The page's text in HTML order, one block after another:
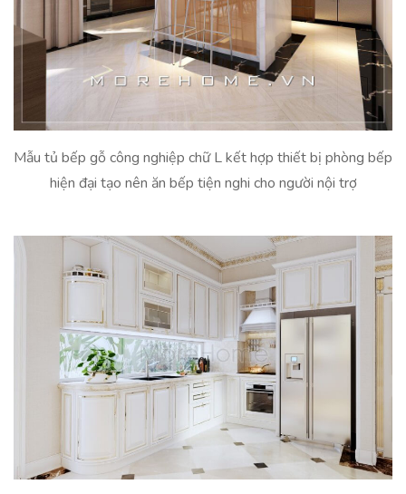
Mẫu tủ bếp gỗ công nghiệp chữ L kết hợp thiết bị phòng bếp
hiện đại tạo nên ăn bếp tiện nghi cho người nội trợ